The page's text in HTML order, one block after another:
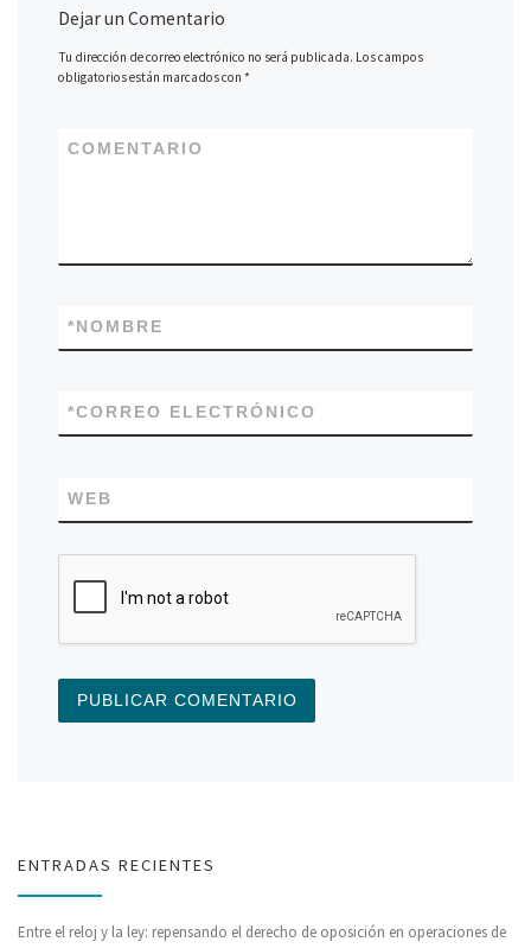
Dejar un Comentario
Tu dirección de correo electrónico no será publicada. Los campos
obligatorios están marcados con*
COMENTARIO
NOMBRE
*
CORREO ELECTRÓNICO
*
WEB
ENTRADAS RECIENTES
Entre el reloj y la ley: repensando el derecho de oposición en operaciones de